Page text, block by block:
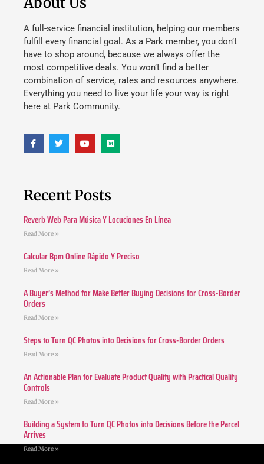
A full-service financial institution, helping our members
fulfill every financial goal. As a Park member, you don’t
have to shop around, because we always offer the
most competitive deals. You won’t find a better
combination of service, rates and resources anywhere.
Everything you need to live your life your way is right
here at Park Community.
Recent Posts
Reverb Web Para Música Y Locuciones En Línea
Read More »
Calcular Bpm Online Rápido Y Preciso
Read More »
A Buyer’s Method for Make Better Buying Decisions for Cross-Border
Orders
Read More »
Steps to Turn QC Photos into Decisions for Cross-Border Orders
Read More »
An Actionable Plan for Evaluate Product Quality with Practical Quality
Controls
Read More »
Building a System to Turn QC Photos into Decisions Before the Parcel
Arrives
Read More »